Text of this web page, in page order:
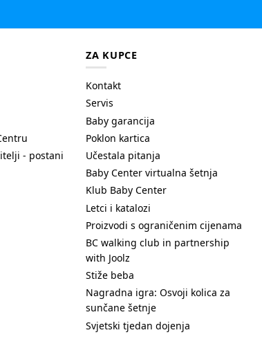
- postani
ZA KUPCE
Kontakt
Servis
Baby garancija
Poklon kartica
Učestala pitanja
Baby Center virtualna šetnja
Klub Baby Center
Letci i katalozi
Proizvodi s ograničenim cijenama
BC walking club in partnership
with Joolz
Stiže beba
Nagradna igra: Osvoji kolica za
sunčane šetnje
Svjetski tjedan dojenja